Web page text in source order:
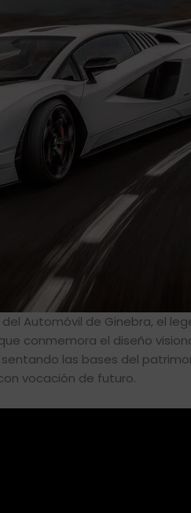
Automóvil de Ginebra, el
conmemora el diseño
las bases del
vocación de futuro.